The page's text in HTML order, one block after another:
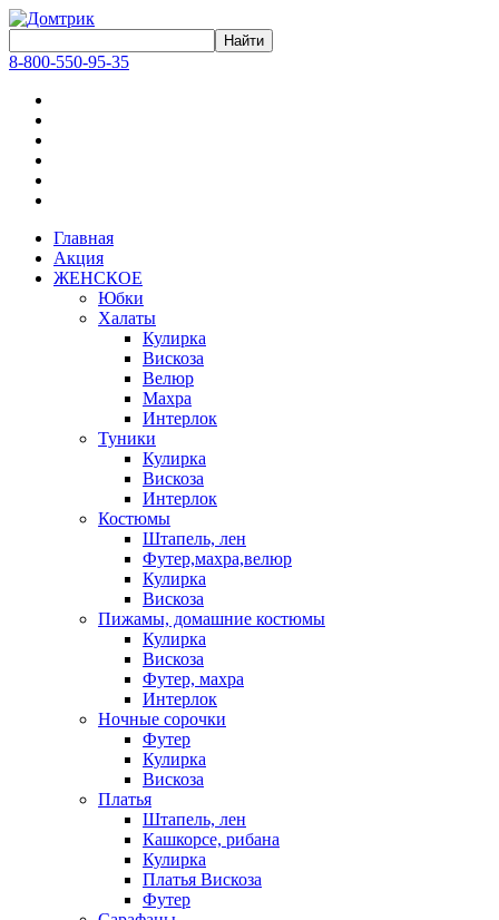
8-800-550-95-35
Главная
Акция
ЖЕНСКОЕ
Юбки
Халаты
Кулирка
Вискоза
Велюр
Махра
Интерлок
Туники
Кулирка
Вискоза
Интерлок
Костюмы
Штапель, лен
Футер,махра,велюр
Кулирка
Вискоза
Пижамы, домашние костюмы
Кулирка
Вискоза
Футер, махра
Интерлок
Ночные сорочки
Футер
Кулирка
Вискоза
Платья
Штапель, лен
Кашкорсе, рибана
Кулирка
Платья Вискоза
Футер